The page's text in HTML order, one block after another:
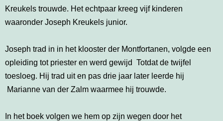
Kreukels trouwde. Het echtpaar kreeg vijf kinderen
waaronder Joseph Kreukels junior.
Joseph trad in in het klooster der Montfortanen, volgde een
opleiding tot priester en werd gewijd Totdat de twijfel
toesloeg. Hij trad uit en pas drie jaar later leerde hij
Marianne van der Zalm waarmee hij trouwde.
In het boek volgen we hem op zijn wegen door het